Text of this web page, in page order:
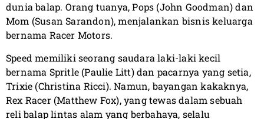
dunia balap. Orang tuanya, Pops (John Goodman) dan
Mom (Susan Sarandon), menjalankan bisnis keluarga
bernama Racer Motors.
Speed memiliki seorang saudara laki-laki kecil
bernama Spritle (Paulie Litt) dan pacarnya yang setia,
Trixie (Christina Ricci). Namun, bayangan kakaknya,
Rex Racer (Matthew Fox), yang tewas dalam sebuah
reli balap lintas alam yang berbahaya, selalu